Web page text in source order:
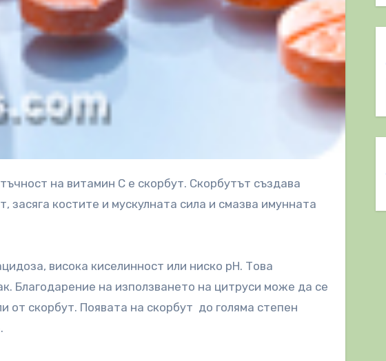
костите и мускулната сила и смазва имунната
висока киселинност или ниско pH. Това
Благодарение на използването на цитруси може да се
от скорбут. Появата на скорбут до голяма степен